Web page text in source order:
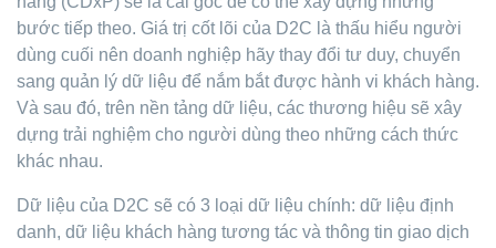
bước tiếp theo. Giá trị cốt lõi của D2C là thấu hiểu người
dùng cuối nên doanh nghiệp hãy thay đổi tư duy, chuyển
sang quản lý dữ liệu để nắm bắt được hành vi khách hàng.
Và sau đó, trên nền tảng dữ liệu, các thương hiệu sẽ xây
dựng trải nghiệm cho người dùng theo những cách thức
khác nhau.
Dữ liệu của D2C sẽ có 3 loại dữ liệu chính: dữ liệu định
danh, dữ liệu khách hàng tương tác và thông tin giao dịch